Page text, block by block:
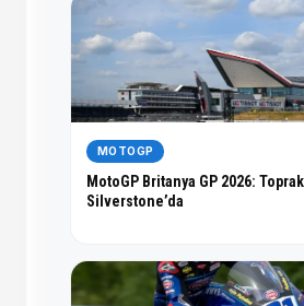
MOTOGP
MotoGP Britanya GP 2026:
Silverstone’da